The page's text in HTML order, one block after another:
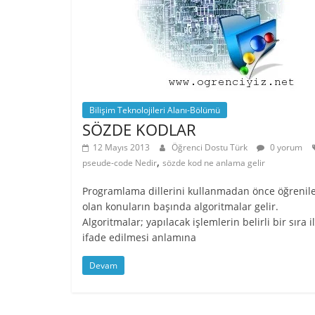
Bilişim Teknolojileri Alanı-Bölümü
SÖZDE KODLAR
12 Mayıs 2013 Öğrenci Dostu Türk
0 yorum
pseude-code Nedir, sözde kod ne anlama gelir
Programlama dillerini kullanmadan önce
olan konuların başında algoritmalar gelir.
Algoritmalar; yapılacak işlemlerin belirli bir sıra
ifade edilmesi anlamına
Devam